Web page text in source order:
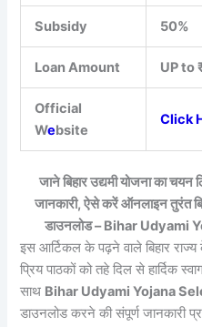
Subsidy 50%
Loan Amount UP to
Official
Website
Click
जाने बिहार उद्यमी योजना का
जानकारी, ऐसे करें ऑनलाइन तुरंत
डाउनलोड – Bihar
इस आर्टिकल के पढ़ने वाले बिहार
प्रिय पाठकों को तहे दिल से हार्दिक
साथ Bihar Udyami Yojana
डाउनलोड करने की संपूर्ण जानकारी